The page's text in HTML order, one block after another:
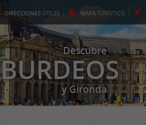
DIRECCIONES ÚTILES MAPA TURÍSTICO
Descubre
BURDEOS
y Gironda